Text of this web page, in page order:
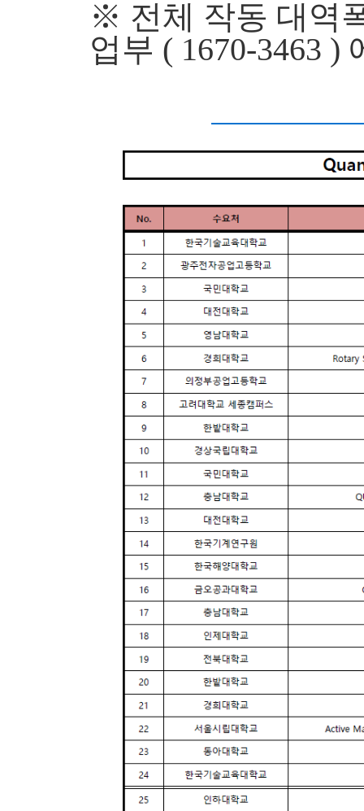
※ 전체 작동 대역
업부 ( 1670-3463 )